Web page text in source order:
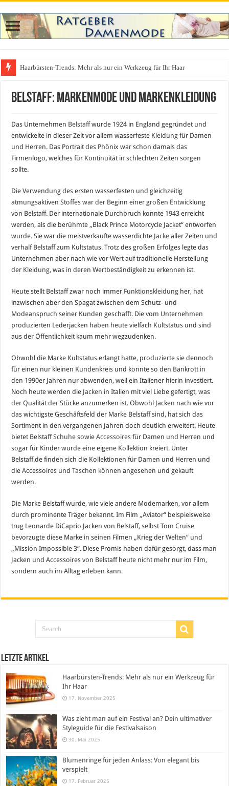
Haarbürsten-Trends: Mehr als nur ein Werkzeug für Ihr Haar
Was zieht man auf ein Festival an? Dein ultimativer Styleguide für die
Belstaff: Markenmode und Markenkleidung
Das Unternehmen Belstaffwurde 1924 in England gegründet und
entwickelte in dieser Zeit vor allem wasserfeste Kleidung für Damen
und Herren. Das Portrait des Phönix war schon damals das
Firmenlogo, welches für Kontinuität in schlechten Zeiten sorgen
sollte.
Die Verwendung des ersten wasserfesten und gleichzeitig
atmungsaktiven Stoffes war der Beginn einer großen Entwicklung
von Belstaff. Der internationale Durchbruch konnte 1943 erreicht
werden, als die berühmte „Black Prince Motorcycle Jacket“ entworfen
wurde. Sie war die meistverkaufte wasserdichte Jacke aller Zeiten und
verhalf Belstaff zum Kultstatus. Trotz des großen Erfolges legte das
Unternehmen aber nach wie vor Wert auf traditionelle Herstellung
der Kleidung, was in deren Wertbeständigkeit zu erkennen ist.
Heute stellt Belstaff zwar noch immer Funktionskleidung her, hat
inzwischen aber den Spagat zwischen dem Schutz- und
Modeanspruch seiner Kunden geschafft. Die vom Unternehmen
produzierten Lederjacken haben heute vielfach Kultstatus und sind
aus der Öffentlichkeit kaum mehr wegzudenken.
Obwohl die Marke Kultstatus erlangt hatte, produzierte sie dennoch
für einen nur kleinen Kundenkreis und konnte so den Bankrott in
den 1990er Jahren nur abwenden, weil ein Italiener hierin investiert.
Noch heute werden die Jacken in Italien mit viel Liebe gefertigt, was
der Qualität der Stücke anzumerken ist. Obwohl Jacken nach wie vor
das wichtigste Geschäftsfeld der Marke Belstaff sind, hat sich das
Sortiment in den vergangenen Jahren doch deutlich erweitert. Heute
bietet BelstaffSchuhe sowieAccessoires für Damen und Herren und
sogar für Kinder wurde eine eigene Kollektion kreiert. Unter
Belstaff.de finden sich die Kollektionen für Damen und Herren und
die Accessoires undTaschen können angesehen und gekauft
werden.
Die Marke Belstaff wurde, wie viele andere Modemarken, vor allem
durch prominente Träger bekannt. Im Film „Aviator“ beispielsweise
trug Leonarde DiCaprio Jacken von Belstaff, selbst Tom Cruise
bevorzugte diese Marke in seinen Filmen „Krieg der Welten“ und
„Mission Impossible 3“. Diese Promis haben dafür gesorgt, dass man
Jacken und Accessoires von Belstaff heute nicht mehr nur im Film,
sondern auch im Alltag erleben kann.
Letzte Artikel
Haarbürsten-Trends: Mehr als nur ein Werkzeug für
Ihr Haar
17. November 2025
Was zieht man auf ein Festival an? Dein ultimativer
Styleguide für die Festivalsaison
30. Mai 2025
Blumenringe für jeden Anlass: Von elegant bis
verspielt
17. Februar 2025